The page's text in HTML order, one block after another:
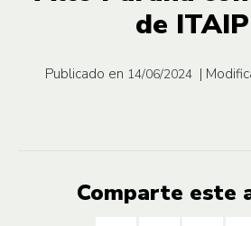
de
Publicado en 14/06/2024 |
Comparte este